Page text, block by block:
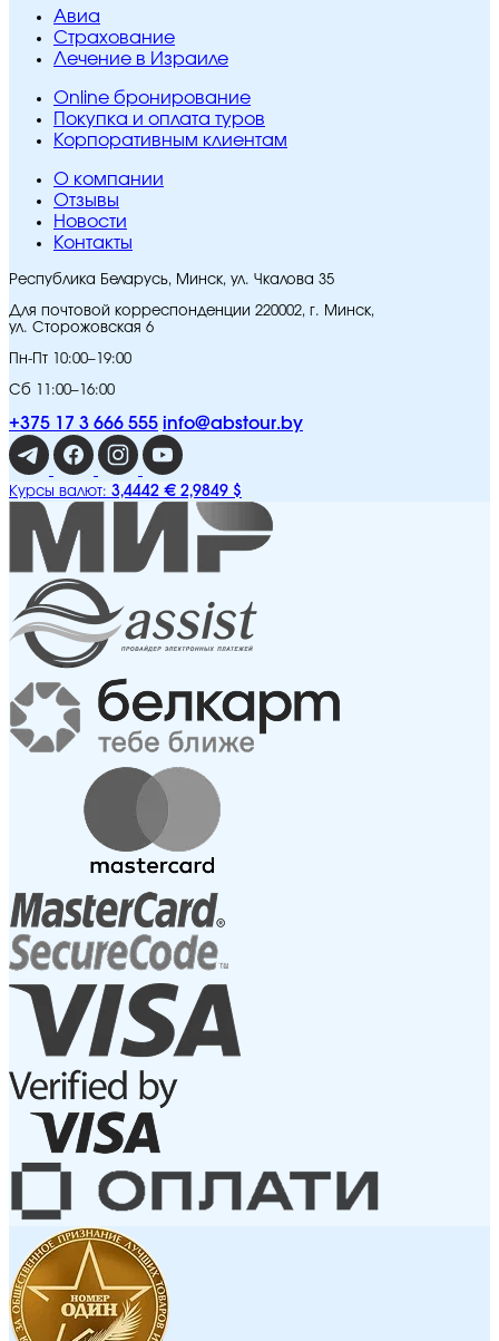
Авиа
Страхование
Лечение в Израиле
Online бронирование
Покупка и оплата туров
Корпоративным клиентам
O компании
Отзывы
Новости
Контакты
Республика Беларусь, Минск, ул. Чкалова 35
Для почтовой корреспонденции 220002, г. Минск,
ул. Сторожовская 6
Пн-Пт 10:00–19:00
Сб 11:00–16:00
+375 17 3 666 555 info@abstour.by
Курсы валют: 3,4442 € 2,9849 $